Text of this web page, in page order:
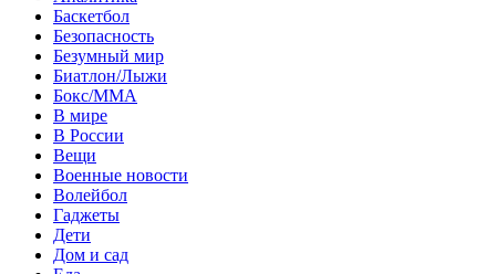
Баскетбол
Безопасность
Безумный мир
Биатлон/Лыжи
Бокс/MMA
В мире
В России
Вещи
Военные новости
Волейбол
Гаджеты
Дети
Дом и сад